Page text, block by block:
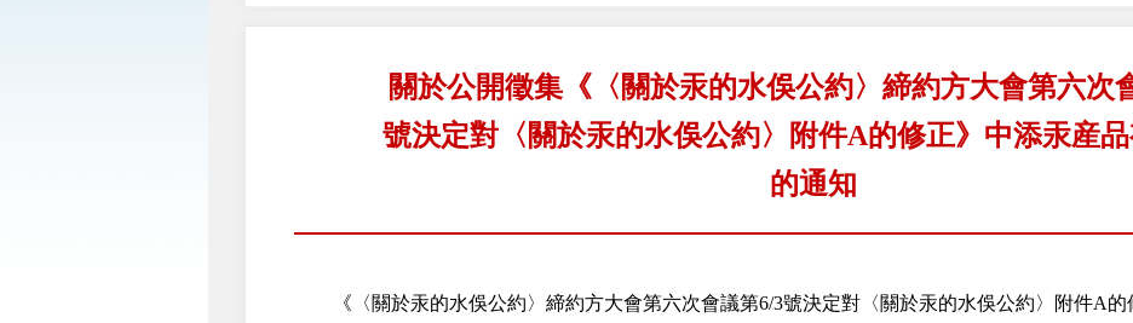
關於公開徵集《〈關於汞的水俁公約〉締約方大會第六次
號決定對〈關於汞的水俁公約〉附件A的修正》中添汞産
的通知
《〈關於汞的水俁公約〉締約方大會第六次會議第6/3號決定對〈關於汞的水俁公約〉附件A的